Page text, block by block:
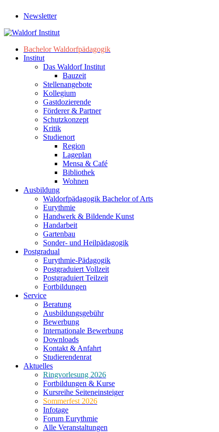
Newsletter
Bachelor Waldorfpädagogik
Institut
Das Waldorf Institut
Bauzeit
Stellenangebote
Kollegium
Gastdozierende
Förderer & Partner
Schutzkonzept
Kritik
Studienort
Region
Lageplan
Mensa & Café
Bibliothek
Wohnen
Ausbildung
Waldorfpädagogik Bachelor of Arts
Eurythmie
Handwerk & Bildende Kunst
Handarbeit
Gartenbau
Sonder- und Heilpädagogik
Postgradual
Eurythmie-Pädagogik
Postgraduiert Vollzeit
Postgraduiert Teilzeit
Fortbildungen
Service
Beratung
Ausbildungsgebühr
Bewerbung
Internationale Bewerbung
Downloads
Kontakt & Anfahrt
Studierendenrat
Aktuelles
Ringvorlesung 2026
Fortbildungen & Kurse
Kursreihe Seiteneinsteiger
Sommerfest 2026
Infotage
Forum Eurythmie
Alle Veranstaltungen